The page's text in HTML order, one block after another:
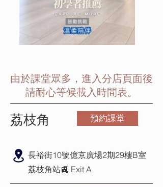
​由於課堂眾多，進入分店頁面後
請耐心等候載入時間表。
荔枝角 預約課堂
長裕街10號億京廣場2期29樓B室
​荔枝角站🚉 Exit A